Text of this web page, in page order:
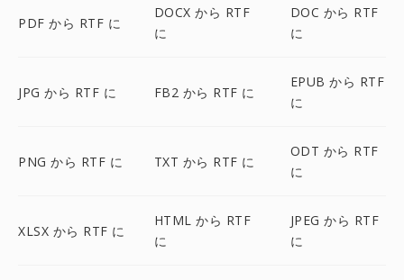
PDF から RTF に
DOCX から RTF
に
DOC から RTF
に
JPG から RTF に FB2 から RTF に
EPUB から RTF
に
PNG から RTF に TXT から RTF に
ODT から RTF
に
XLSX から RTF に
HTML から RTF
に
JPEG から RTF
に